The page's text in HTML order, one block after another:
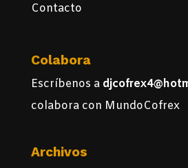
Contacto
Colabora
Escríbenos a
colabora con MundoCofrex
Archivos